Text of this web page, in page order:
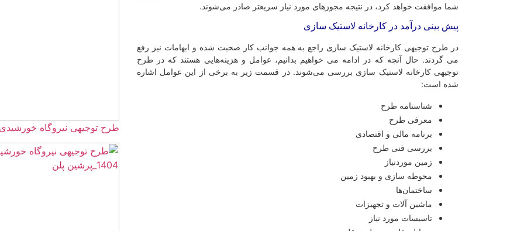
شما موافقت خواهد کرد، در نتیجه مجوزهای مورد نیاز سریعتر صادر می‌شوند.
پیش بینی درآمد در کارخانه لاستیک سازی
در طرح توجیهی کارخانه لاستیک سازی راجع به همه جوانب کار صحبت شده و ابهامات نیز رفع
می گردند. حال آنچه که در ادامه می خواهیم بدانیم، عوامل و هزینه‌هایی هستند که در طرح
توجیهی کارخانه لاستیک سازی بررسی می‌شوند. در قسمت زیر به برخی از این عوامل اشاره
شده است:
شناسنامه طرح
معرفی طرح
برنامه مالی و اقتصادی
بررسی فنی طرح
زمین موردنیاز
محوطه سازی و بهبود زمین
ساختمان‌ها
ماشین آلات و تجهیزات
تاسیسات مورد نیاز
طرح توجیهی نیروگاه خورشیدی 5 مگاواتی☀️(هزینه+درآمد)